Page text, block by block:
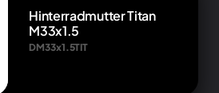
Hinterradmutter Titan
M33x1.5
DM33x1.5TIT